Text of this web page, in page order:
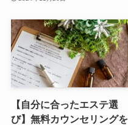
【自分に合ったエステ選
び】無料カウンセリングを